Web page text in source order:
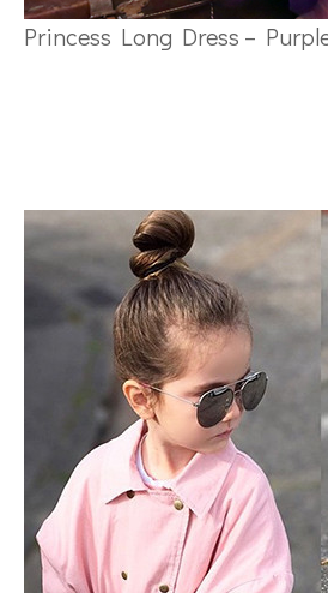
Princess Long Dress –